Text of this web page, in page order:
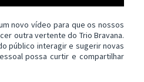
novo vídeo para que os nossos
outra vertente do Trio Bravana.
público interagir e sugerir novas
possa curtir e compartilhar